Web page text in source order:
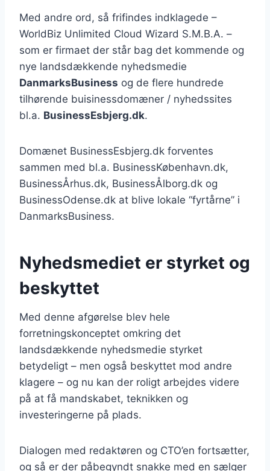
Med andre ord, så frifindes indklagede –
WorldBiz Unlimited Cloud Wizard S.M.B.A. –
som er firmaet der står bag det kommende og
nye landsdækkende nyhedsmedie
DanmarksBusiness og de flere hundrede
tilhørende buisinessdomæner / nyhedssites
bl.a. BusinessEsbjerg.dk.
Domænet BusinessEsbjerg.dk forventes
sammen med bl.a. BusinessKøbenhavn.dk,
BusinessÅrhus.dk, BusinessÅlborg.dk og
BusinessOdense.dk at blive lokale “fyrtårne” i
DanmarksBusiness.
Nyhedsmediet er styrket og
beskyttet
Med denne afgørelse blev hele
forretningskonceptet omkring det
landsdækkende nyhedsmedie styrket
betydeligt – men også beskyttet mod andre
klagere – og nu kan der roligt arbejdes videre
på at få mandskabet, teknikken og
investeringerne på plads.
Dialogen med redaktøren og CTO’en fortsætter,
og så er der påbegyndt snakke med en sælger